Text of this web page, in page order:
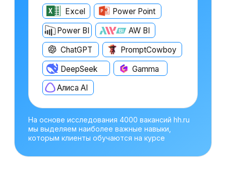
Оставьте заявку
на консультацию
Получите бесплатный урок по
прогнозированию и анализу трех форм
отчетности